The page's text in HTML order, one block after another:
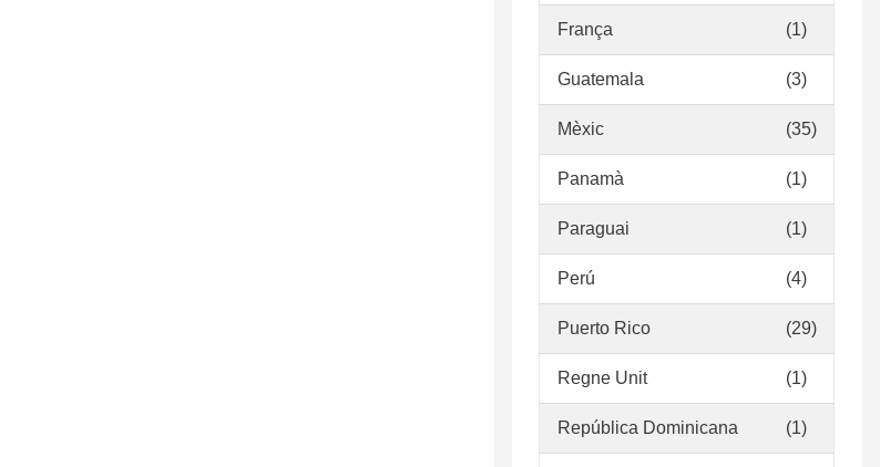
França (1)
Guatemala (3)
Mèxic (35)
Panamà (1)
Paraguai (1)
Perú (4)
Puerto Rico (29)
Regne Unit (1)
República Dominicana (1)